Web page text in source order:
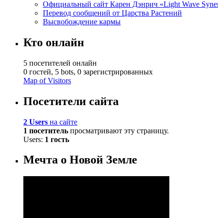
Официальный сайт Карен Дэнрич «Light Wave
Перевод сообщений от Царства Растений
Высвобождение кармы
Кто онлайн
5 посетителей онлайн
0 гостей, 5 bots, 0 зарегистрированных
Map of Visitors
Посетители сайта
2 Users на сайте
1 посетитель просматривают эту страницу.
Users: 1 гость
Мечта о Новой Земле